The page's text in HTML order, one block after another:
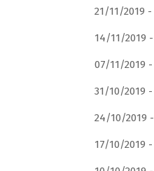
21/11/2019 -
14/11/2019 -
07/11/2019 -
31/10/2019 -
24/10/2019 -
17/10/2019 -